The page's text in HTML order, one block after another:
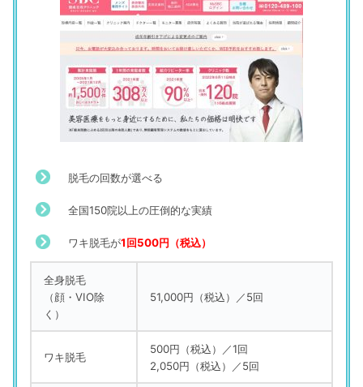
評判の悪い口コミ
大美会クリニック
「予約が取りにくい」
など）
脱毛の回数が選べる
全国150院以上の圧倒的な実績
ワキ脱毛が1回500円（税込）
全身脱毛
（顔・VIO除
く）
51,000円（税込）／5回
ワキ脱毛
500円（税込）／1回
2,050円（税込）／5回